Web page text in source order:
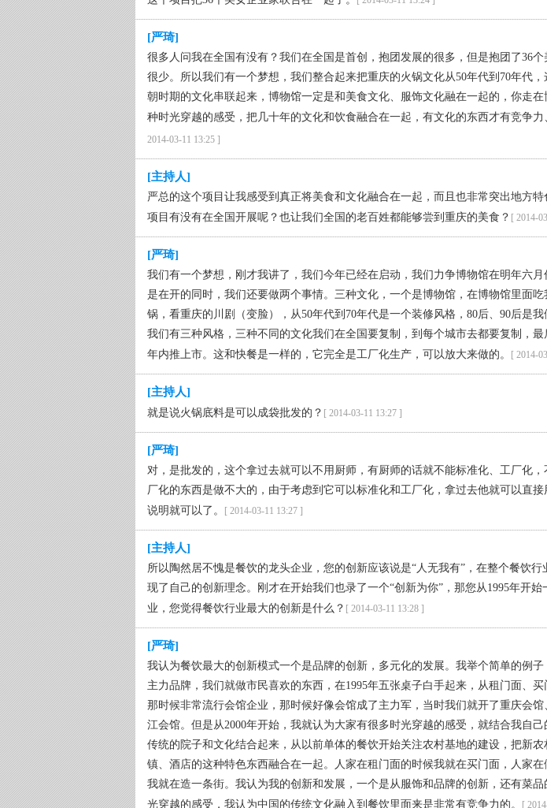
[严琦]
很多人问我在全国有没有？我们在全国是首创，抱团发展的很多，但是抱团了36
很少。所以我们有一个梦想，我们整合起来把重庆的火锅文化从50年代到70年代
朝时期的文化串联起来，博物馆一定是和美食文化、服饰文化融在一起的，你走
种时光穿越的感受，把几十年的文化和饮食融合在一起，有文化的东西才有竞争力
2014-03-11 13:25 ]
[主持人]
严总的这个项目让我感受到真正将美食和文化融合在一起，而且也非常突出地方特
项目有没有在全国开展呢？也让我们全国的老百姓都能够尝到重庆的美食？ [ 2014-
[严琦]
我们有一个梦想，刚才我讲了，我们今年已经在启动，我们力争博物馆在明年六月
是在开的同时，我们还要做两个事情。三种文化，一个是博物馆，在博物馆里面吃
锅，看重庆的川剧（变脸），从50年代到70年代是一个装修风格，80后、90后是我
我们有三种风格，三种不同的文化我们在全国要复制，到每个城市去都要复制，最
年内推上市。这和快餐是一样的，它完全是工厂化生产，可以放大来做的。
[ 2014-
[主持人]
就是说火锅底料是可以成袋批发的？ [ 2014-03-11 13:27 ]
[严琦]
对，是批发的，这个拿过去就可以不用厨师，有厨师的话就不能标准化、工厂化
厂化的东西是做不大的，由于考虑到它可以标准化和工厂化，拿过去他就可以直
说明就可以了。
[ 2014-03-11 13:27 ]
[主持人]
所以陶然居不愧是餐饮的龙头企业，您的创新应该说是“人无我有”，在整个餐饮行
现了自己的创新理念。刚才在开始我们也录了一个“创新为你”，那您从1995年开始
业，您觉得餐饮行业最大的创新是什么？ [ 2014-03-11 13:28 ]
[严琦]
我认为餐饮最大的创新模式一个是品牌的创新，多元化的发展。我举个简单的例子
主力品牌，我们就做市民喜欢的东西，在1995年五张桌子白手起来，从租门面、买
那时候非常流行会馆企业，那时候好像会馆成了主力军，当时我们就开了重庆会馆
江会馆。但是从2000年开始，我就认为大家有很多时光穿越的感受，就结合我自己
传统的院子和文化结合起来，从以前单体的餐饮开始关注农村基地的建设，把新
镇、酒店的这种特色东西融合在一起。人家在租门面的时候我就在买门面，人家
我就在造一条街。我认为我的创新和发展，一个是从服饰和品牌的创新，还有菜
光穿越的感受，我认为中国的传统文化融入到餐饮里面来是非常有竞争力的。
[